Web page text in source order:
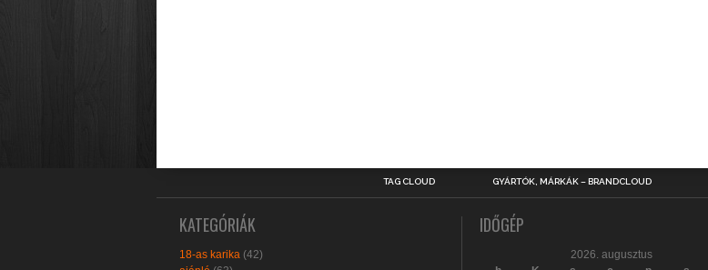
TAG CLOUD GYÁRTÓK, MÁRKÁK – BRANDCLOUD
KATEGÓRIÁK
18-as karika (42)
IDŐGÉP
2026. augusztus